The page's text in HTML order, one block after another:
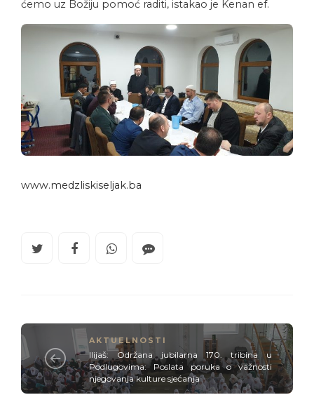
ćemo uz Božiju pomoć raditi, istakao je Kenan ef.
www.medzliskiseljak.ba
AKTUELNOSTI
Ilijaš: Održana jubilarna 170. tribina u
Podlugovima: Poslata poruka o važnosti
njegovanja kulture sjećanja